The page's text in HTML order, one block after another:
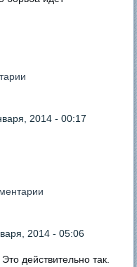
2014 - 00:17
2014 - 05:06
действительно так.